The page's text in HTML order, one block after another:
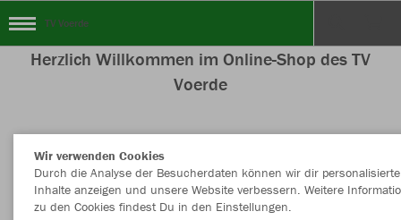
TV Voerde
Herzlich Willkommen im Online-Shop des TV
Voerde
Farbe
Wir verwenden Cookies
Durch die Analyse der Besucherdaten können wir dir personalisierte
Inhalte anzeigen und unsere Website verbessern. Weitere
zu den Cookies findest Du in den Einstellungen.